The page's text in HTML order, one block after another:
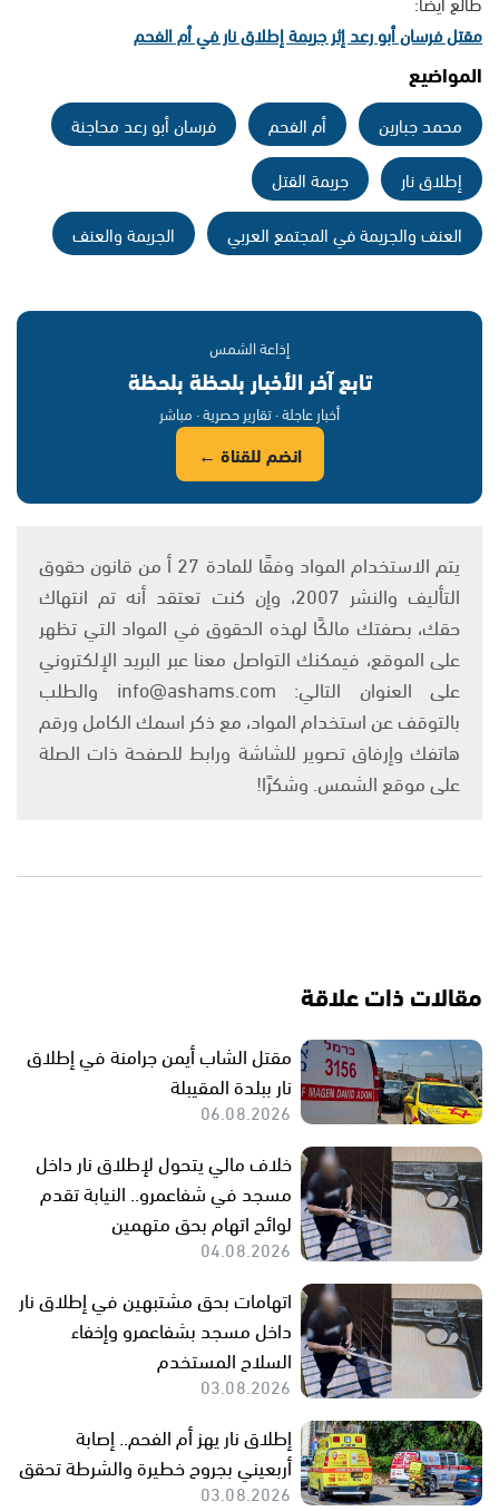
مقتل فرسان أبو رعد إثر جريمة إطلاق نار في أم الفحم
المواضيع
محمد جبارين أم الفحم
فرسان أبو رعد محاجنة
إطلاق نار
جريمة القتل
العنف والجريمة في المجتمع العربي
الجريمة والعنف
إذاعة الشمس
تابع آخر الأخبار بلحظة بلحظة
أخبار عاجلة · تقارير حصرية · مباشر
انضم للقناة ←
يتم الاستخدام المواد وفقًا للمادة 27 أ من قانون حقوق
التأليف والنشر 2007، وإن كنت تعتقد أنه تم انتهاك
حقك، بصفتك مالكًا لهذه الحقوق في المواد التي تظهر
على الموقع، فيمكنك التواصل معنا عبر البريد الإلكتروني
على العنوان التالي: info@ashams.com والطلب
بالتوقف عن استخدام المواد، مع ذكر اسمك الكامل ورقم
هاتفك وإرفاق تصوير للشاشة ورابط للصفحة ذات الصلة
على موقع الشمس. وشكرًا!
مقالات ذات علاقة
مقتل الشاب أيمن جرامنة في إطلاق
نار ببلدة المقيبلة
06.08.2026
خلاف مالي يتحول لإطلاق نار داخل
مسجد في شفاعمرو.. النيابة تقدم
لوائح اتهام بحق متهمين
04.08.2026
اتهامات بحق مشتبهين في إطلاق نار
داخل مسجد بشفاعمرو وإخفاء
السلاح المستخدم
03.08.2026
إطلاق نار يهز أم الفحم.. إصابة
أربعيني بجروح خطيرة والشرطة تحقق
03.08.2026